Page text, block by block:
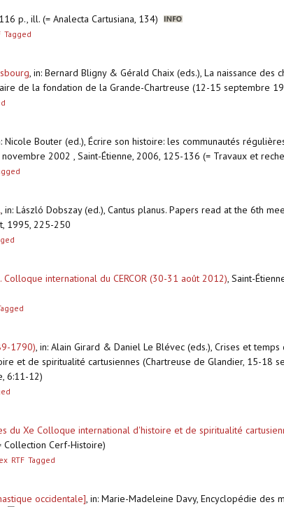
p., ill. (= Analecta Cartusiana, 134)
Tagged
, in: Bernard Bligny & Gérald Chaix (eds.), La naissance des
de la fondation de la Grande-Chartreuse (12-15 septembre
Nicole Bouter (ed.), Écrire son histoire: les communautés
novembre 2002 , Saint-Étienne, 2006, 125-136 (= Travaux et
, in: László Dobszay (ed.), Cantus planus. Papers read at the 6th
1995, 225-250
international du CERCOR (30-31 août 2012), Saint-
1790), in: Alain Girard & Daniel Le Blévec (eds.), Crises et
et de spiritualité cartusiennes (Chartreuse de Glandier, 15-18
6:11-12)
du Xe Colloque international d'histoire et de spiritualité
Collection Cerf-Histoire)
RTF Tagged
occidentale], in: Marie-Madeleine Davy, Encyclopédie des